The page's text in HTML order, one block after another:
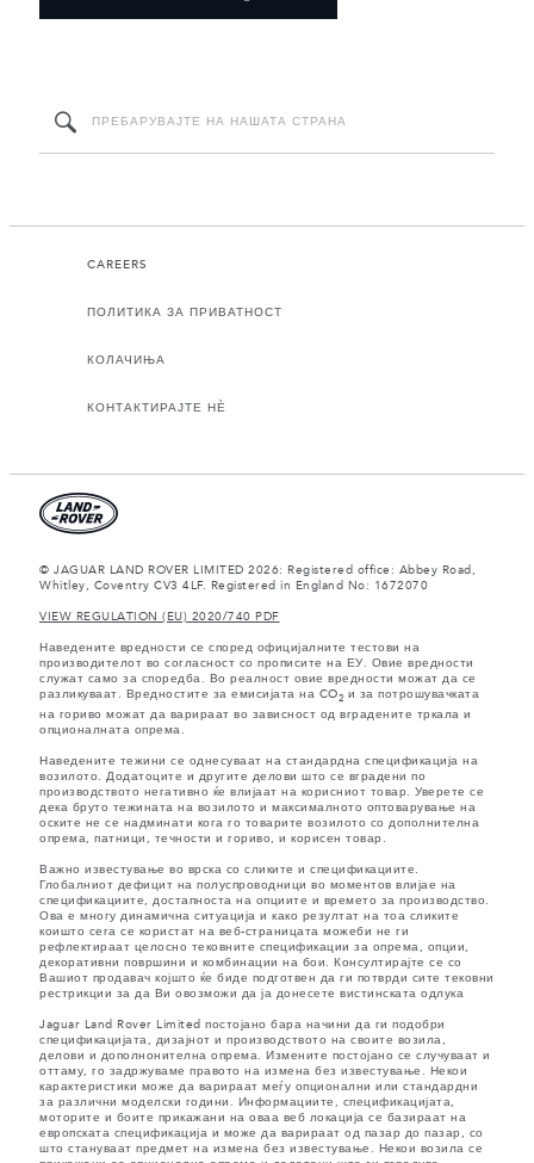
CAREERS
ПОЛИТИКА ЗА ПРИВАТНОСТ
КОЛАЧИЊА
КОНТАКТИРАЈТЕ НЀ
© JAGUAR LAND ROVER LIMITED 2026: Registered office: Abbey Road,
Whitley, Coventry CV3 4LF. Registered in England No: 1672070
VIEW REGULATION (EU) 2020/740 PDF
Наведените вредности се според официјалните тестови на
производителот во согласност со прописите на ЕУ. Овие вредности
служат само за споредба. Во реалност овие вредности можат да се
разликуваат. Вредностите за емисијата на CO2 и за потрошувачката
на гориво можат да варираат во зависност од вградените тркала и
опционалната опрема.
Наведените тежини се однесуваат на стандардна спецификација на
возилото. Додатоците и другите делови што се вградени по
производството негативно ќе влијаат на корисниот товар. Уверете се
дека бруто тежината на возилото и максималното оптоварување на
оските не се надминати кога го товарите возилото со дополнителна
опрема, патници, течности и гориво, и корисен товар.
Важно известување во врска со сликите и спецификациите.
Глобалниот дефицит на полуспроводници во моментов влијае на
спецификациите, достапноста на опциите и времето за производство.
Ова е многу динамична ситуација и како резултат на тоа сликите
коишто сега се користат на веб-страницата можеби не ги
рефлектираат целосно тековните спецификации за опрема, опции,
декоративни површини и комбинации на бои. Консултирајте се со
Вашиот продавач којшто ќе биде подготвен да ги потврди сите тековни
рестрикции за да Ви овозможи да ја донесете вистинската одлука
Jaguar Land Rover Limited постојано бара начини да ги подобри
спецификацијата, дизајнот и производството на своите возила,
делови и дополнонителна опрема. Измените постојано се случуваат и
оттаму, го задржуваме правото на измена без известување. Некои
карактеристики може да варираат меѓу опционални или стандардни
за различни моделски години. Информациите, спецификацијата,
моторите и боите прикажани на оваа веб локација се базираат на
европската спецификација и може да варираат од пазар до пазар, со
што стануваат предмет на измена без известување. Некои возила се